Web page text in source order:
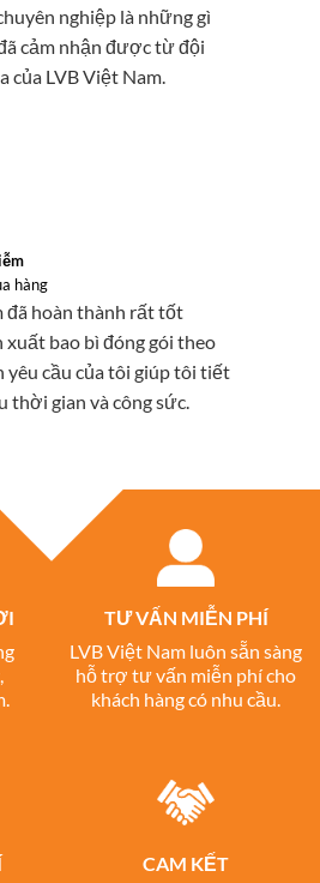
nghiệp là những gì
cảm nhận được từ đội
của LVB Việt Nam.
hàng
đã hoàn thành rất tốt
xuất bao bì đóng gói theo
yêu cầu của tôi giúp tôi tiết
thời gian và công sức.
TƯ VẤN MIỄN PHÍ
LVB Việt Nam luôn sẵn sàng
hỗ trợ tư vấn miễn phí cho
khách hàng có nhu cầu.
CAM KẾT